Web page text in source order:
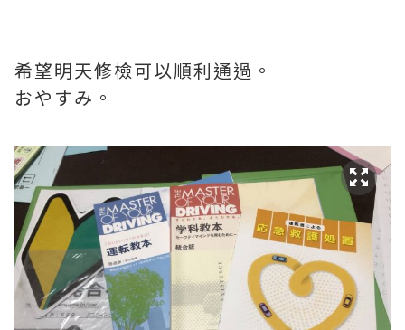
希望明天修檢可以順利通過。
おやすみ。